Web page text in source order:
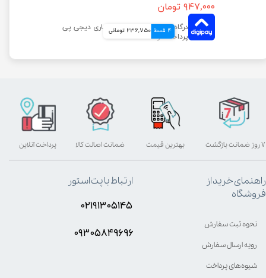
۹۴۷,۰۰۰ تومان
4 قسط 236,750 تومانی
بهترین قیمت پرداخت آنلاین ۷ روز ضمانت بازگشت ضمانت اصالت کالا
راهنمای خرید از
فروشگاه
نحوه ثبت سفارش
رویه ارسال سفارش
شیوه‌های پرداخت
ارتباط با پت استور
۰۲۱۹۱۳۰۵۱۴۵
۰۹۳۰۵8۴9696